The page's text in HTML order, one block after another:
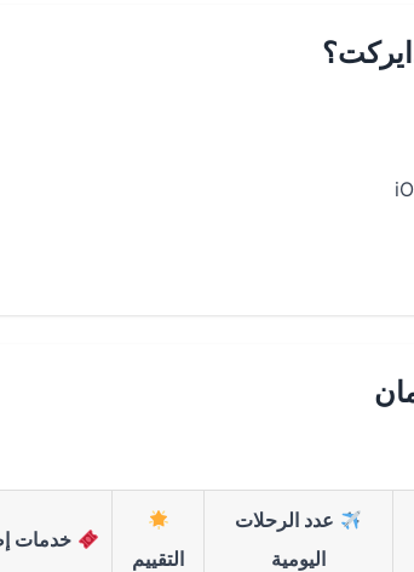
عدد الرحلات
اليومية
التقييم
خدمات